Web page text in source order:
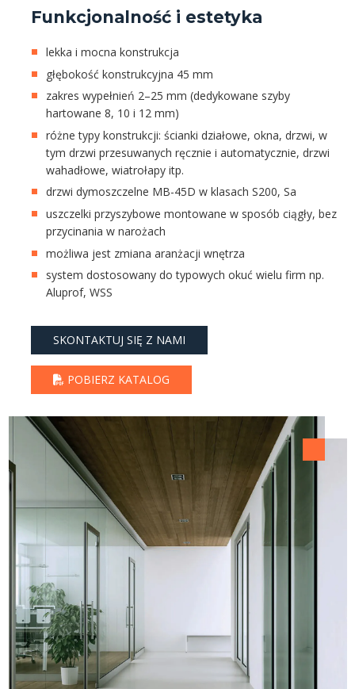
Funkcjonalność i estetyka
lekka i mocna konstrukcja
głębokość konstrukcyjna 45 mm
zakres wypełnień 2–25 mm (dedykowane szyby
hartowane 8, 10 i 12 mm)
różne typy konstrukcji: ścianki działowe, okna, drzwi, w
tym drzwi przesuwanych ręcznie i automatycznie, drzwi
wahadłowe, wiatrołapy itp.
drzwi dymoszczelne MB-45D w klasach S200, Sa
uszczelki przyszybowe montowane w sposób ciągły, bez
przycinania w narożach
możliwa jest zmiana aranżacji wnętrza
system dostosowany do typowych okuć wielu firm np.
Aluprof, WSS
SKONTAKTUJ SIĘ Z NAMI
POBIERZ KATALOG